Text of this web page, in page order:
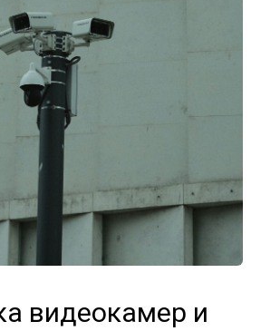
видеокамер и